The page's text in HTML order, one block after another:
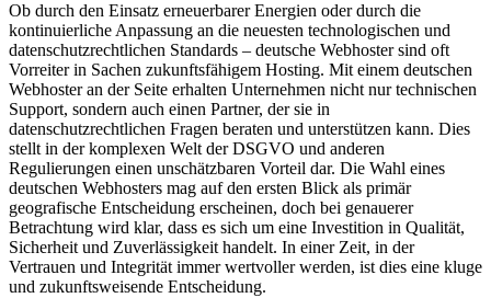
Ob durch den Einsatz erneuerbarer Energien oder durch die
kontinuierliche Anpassung an die neuesten technologischen und
datenschutzrechtlichen Standards – deutsche Webhoster sind oft
Vorreiter in Sachen zukunftsfähigem Hosting. Mit einem deutschen
Webhoster an der Seite erhalten Unternehmen nicht nur technischen
Support, sondern auch einen Partner, der sie in
datenschutzrechtlichen Fragen beraten und unterstützen kann. Dies
stellt in der komplexen Welt der DSGVO und anderen
Regulierungen einen unschätzbaren Vorteil dar. Die Wahl eines
deutschen Webhosters mag auf den ersten Blick als primär
geografische Entscheidung erscheinen, doch bei genauerer
Betrachtung wird klar, dass es sich um eine Investition in Qualität,
Sicherheit und Zuverlässigkeit handelt. In einer Zeit, in der
Vertrauen und Integrität immer wertvoller werden, ist dies eine kluge
und zukunftsweisende Entscheidung.